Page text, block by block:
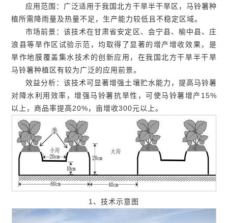
应用范围：广泛适用于我国北方干旱半干旱区，马铃薯种
植所需降雨量及热量不足，生产能力较低且不稳定区域。
市场前景：该技术在甘肃省安定区、会宁县、榆中县、庄
浪县等旱作区试验示范，均取得了显著的增产增收效果，是
旱作地膜覆盖集水技术的创新应用，在我国北方干旱半干旱
马铃薯种植区有较为广泛的应用前景。
效益分析：该技术可显著增强土壤贮水能力，提高马铃薯
对降水利用效率，增强马铃薯抗旱性，可使马铃薯增产15%
以上，商品率提高20%，亩增收300元以上。
1、技术示意图